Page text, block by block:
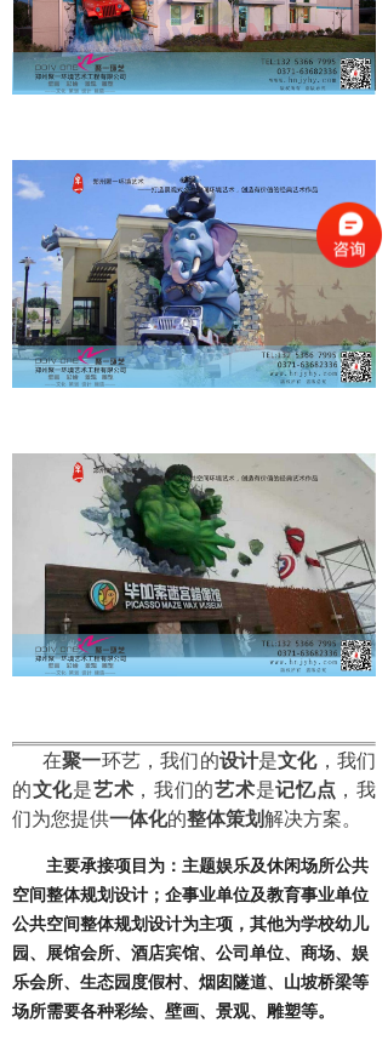
在聚一环艺，我们的设计是文化，我们
的文化是艺术 ，我们的艺术是记忆点 ，我
们为您提供一体化的整体策划解决方案。
主要承接项目为：主题娱乐及休闲场所公共
空间整体规划设计；企事业单位及教育事业单位
公共空间整体规划设计为主项，其他为学校幼儿
园、展馆会所、酒店宾馆、公司单位、商场、娱
乐会所、生态园度假村、烟囱隧道、山坡桥梁等
场所需要各种彩绘、壁画、景观、雕塑等。